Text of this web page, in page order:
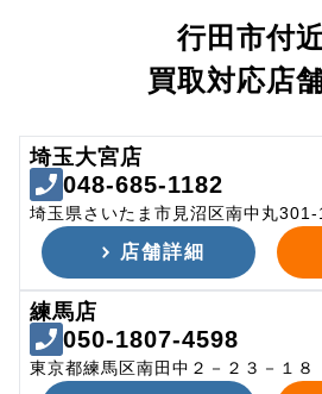
行田市付
買取対応店
埼玉大宮店
048-685-1182
埼玉県さいたま市見沼区南中丸301-
店舗詳細
練馬店
050-1807-4598
東京都練馬区南田中２－２３－１８